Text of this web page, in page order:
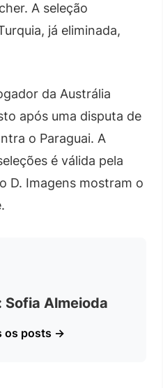
A seleção
já eliminada,
da Austrália
após uma disputa de
o Paraguai. A
é válida pela
D. Imagens mostram o
Sofia Almeioda
os posts →